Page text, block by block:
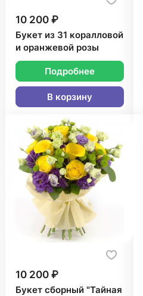
10 200 ₽
Букет из 31 коралловой
и оранжевой розы
Подробнее
В корзину
10 200 ₽
Букет сборный "Тайная